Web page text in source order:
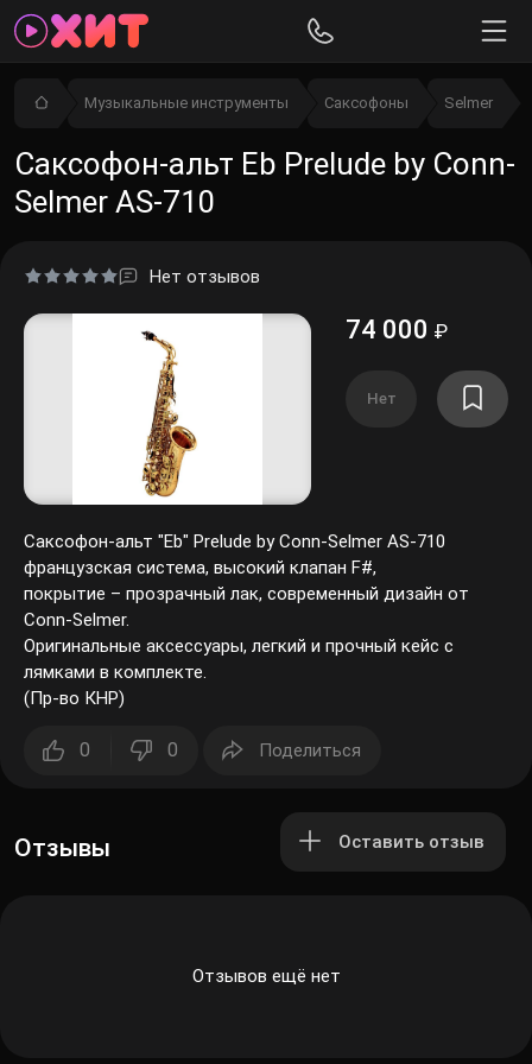
Музыкальные инструменты Саксофоны Selmer
Саксофон-альт Eb Prelude by Conn-
Selmer AS-710
Нет отзывов
74 000 ₽
Нет
Саксофон-альт "Eb" Prelude by Conn-Selmer AS-710
французская система, высокий клапан F#,
покрытие – прозрачный лак, современный дизайн от
Conn-Selmer.
Оригинальные аксессуары, легкий и прочный кейс с
лямками в комплекте.
(Пр-во КНР)
0 0 Поделиться
Отзывы Оставить отзыв
Отзывов ещё нет